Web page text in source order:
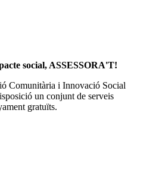
social, ASSESSORA'T!
Comunitària i Innovació Social
un conjunt de serveis
gratuïts.